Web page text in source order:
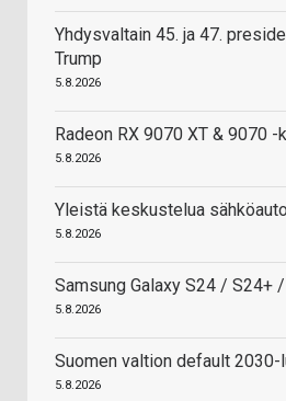
Yhdysvaltain 45. ja 47.
Trump
5.8.2026
Radeon RX 9070 XT & 9070 -
5.8.2026
Yleistä keskustelua
5.8.2026
Samsung Galaxy S24 / S24+
5.8.2026
Suomen valtion default 2030-
5.8.2026